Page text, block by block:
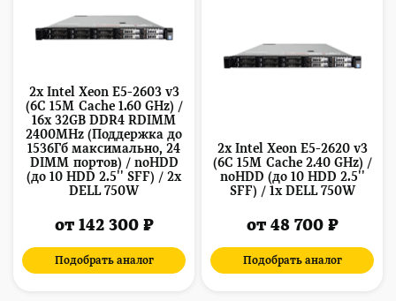
2x Intel Xeon E5-2603 v3
(6C 15M Cache 1.60 GHz) /
16x 32GB DDR4 RDIMM
2400MHz (Поддержка до
1536Гб максимально, 24
DIMM портов) / noHDD
(до 10 HDD 2.5'' SFF) / 2x
DELL 750W
от 142 300 ₽
Подобрать аналог
2x Intel Xeon E5-2620 v3
(6C 15M Cache 2.40 GHz) /
noHDD (до 10 HDD 2.5''
SFF) / 1x DELL 750W
от 48 700 ₽
Подобрать аналог